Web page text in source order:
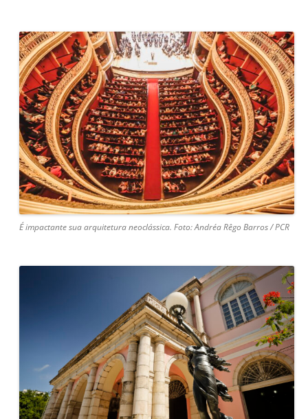
É impactante sua arquitetura neoclássica. Foto: Andréa Rêgo Barros / PCR